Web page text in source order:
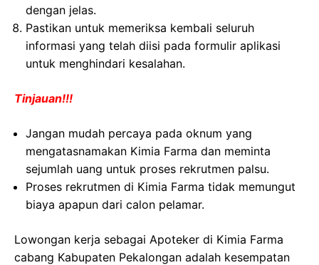
dengan jelas.
Pastikan untuk memeriksa kembali seluruh
informasi yang telah diisi pada formulir aplikasi
untuk menghindari kesalahan.
Tinjauan!!!
Jangan mudah percaya pada oknum yang
mengatasnamakan Kimia Farma dan meminta
sejumlah uang untuk proses rekrutmen palsu.
Proses rekrutmen di Kimia Farma tidak memungut
biaya apapun dari calon pelamar.
Lowongan kerja sebagai Apoteker di Kimia Farma
cabang Kabupaten Pekalongan adalah kesempatan